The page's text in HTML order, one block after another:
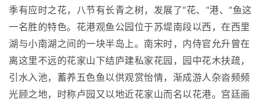
季有应时之花，八节有长青之树，发展了“花、“港、“鱼这
一名胜的特色。花港观鱼公园位于苏堤南段以西，在西里
湖与小南湖之间的一块半岛上。南宋时，内侍官允升曾在
离这里不远的花家山下结庐建私家花园，园中花木扶疏，
引水入池，蓄养五色鱼以供观赏怡情，渐成游人杂沓频频
光顾之地，时称卢园又以地近花家山而名以花港。宫廷画